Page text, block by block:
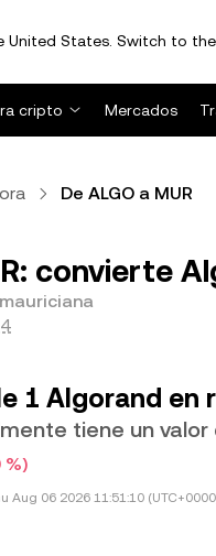
United States. Switch to
cripto
Mercados
De ALGO a MUR
convierte
1 Algorand en
tiene un valor
%)
Aug 06 2026 11:51:10